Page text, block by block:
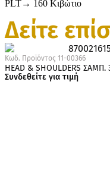
PLT→ 160 Κιβώτιο
Δείτε
Κωδ. Προϊόντος 11-00366
HEAD & SHOULDERS
Συνδεθείτε για τιμή